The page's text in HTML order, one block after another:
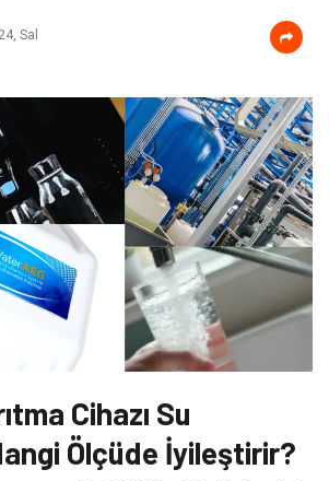
Sal
Cihazı Su
Ölçüde İyileştirir?